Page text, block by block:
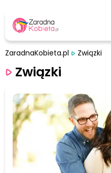
ZaradnaKobieta.pl Związki
Związki